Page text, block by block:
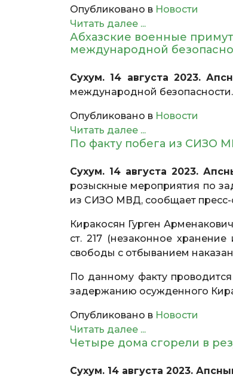
Опубликовано в Новости
Читать далее ...
Абхазские военные
международной
Сухум. 14 августа 2023.
международной безопасности.
Опубликовано в Новости
Читать далее ...
По факту побега из СИЗО
Сухум. 14 августа 2023.
розыскные мероприятия по
из СИЗО МВД, сообщает
Киракосян Гурген
ст. 217 (незаконное
свободы с отбыванием
По данному факту
задержанию осужденного
Опубликовано в Новости
Читать далее ...
Четыре дома сгорели в
Сухум. 14 августа 2023.